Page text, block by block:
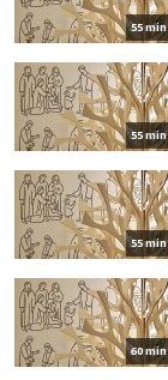
55 min
55 min
55 min
60 min